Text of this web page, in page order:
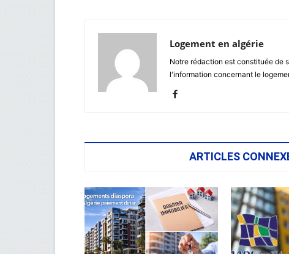
Logement en algérie
Notre rédaction est constituée de
l'information concernant le
ARTICLES